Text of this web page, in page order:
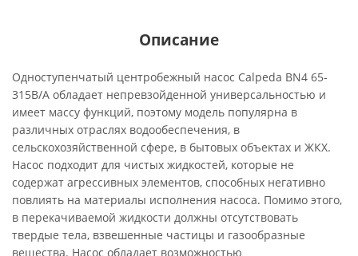
Описание
Одноступенчатый центробежный насос Calpeda BN4 65-
315B/A обладает непревзойденной универсальностью и
имеет массу функций, поэтому модель популярна в
различных отраслях водообеспечения, в
сельскохозяйственной сфере, в бытовых объектах и ЖКХ.
Насос подходит для чистых жидкостей, которые не
содержат агрессивных элементов, способных негативно
повлиять на материалы исполнения насоса. Помимо этого,
в перекачиваемой жидкости должны отсутствовать
твердые тела, взвешенные частицы и газообразные
вещества. Насос обладает возможностью